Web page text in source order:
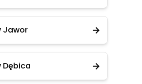
Jawor
Dębica